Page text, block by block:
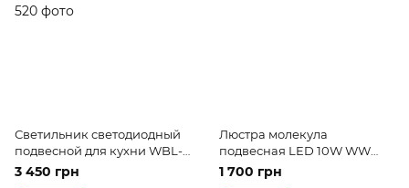
Светильник светодиодный
подвесной для кухни WBL-
16S/36W NW WH
3 450 грн
Люстра молекула
подвесная LED 10W WW
WH (LED-231S/1)
1 700 грн